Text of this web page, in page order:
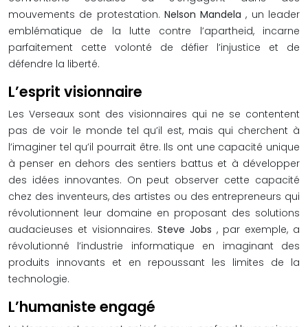
mouvements de protestation. Nelson Mandela, un leader
emblématique de la lutte contre l’apartheid, incarne
parfaitement cette volonté de défier l’injustice et de
défendre la liberté.
L’esprit visionnaire
Les Verseaux sont des visionnaires qui ne se contentent
pas de voir le monde tel qu’il est, mais qui cherchent à
l’imaginer tel qu’il pourrait être. Ils ont une capacité unique
à penser en dehors des sentiers battus et à développer
des idées innovantes. On peut observer cette capacité
chez des inventeurs, des artistes ou des entrepreneurs qui
révolutionnent leur domaine en proposant des solutions
audacieuses et visionnaires. Steve Jobs , par exemple, a
révolutionné l’industrie informatique en imaginant des
produits innovants et en repoussant les limites de la
technologie.
L’humaniste engagé